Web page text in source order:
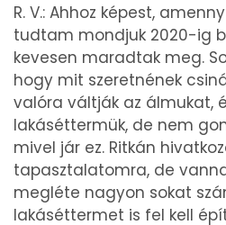
R. V.: Ahhoz képest,
tudtam mondjuk 2020-ig
kevesen maradtak meg.
hogy mit szeretnének
valóra váltják az álmukat,
lakáséttermük, de nem
mivel jár ez. Ritkán
tapasztalatomra, de
megléte nagyon sokat
lakáséttermet is fel kell